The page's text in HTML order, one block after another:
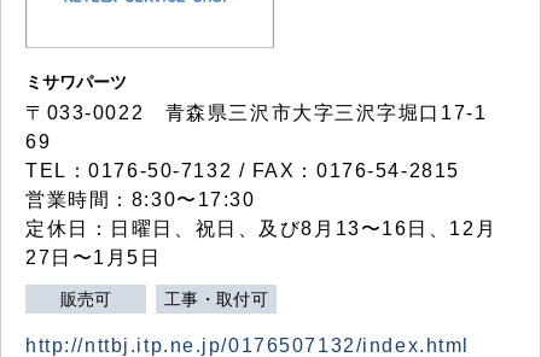
ミサワパーツ
〒033-0022 青森県三沢市大字三沢字堀口17-1
69
TEL：0176-50-7132 / FAX：0176-54-2815
営業時間：8:30〜17:30
定休日：日曜日、祝日、及び8月13〜16日、12月
27日〜1月5日
販売可 工事・取付可
http://nttbj.itp.ne.jp/0176507132/index.html